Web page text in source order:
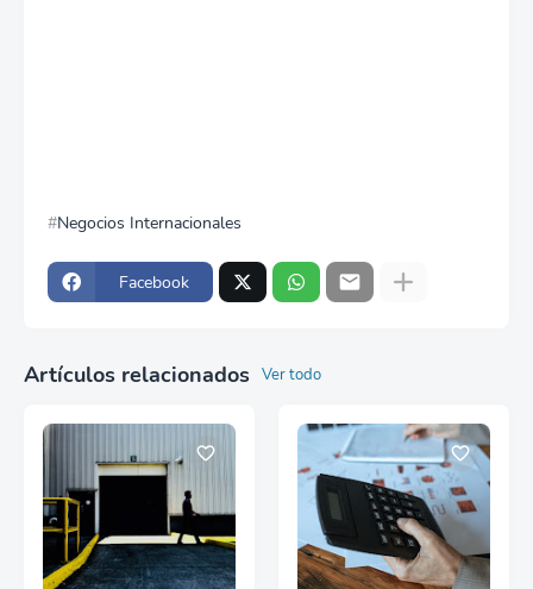
Negocios Internacionales
Facebook
Artículos relacionados Ver todo